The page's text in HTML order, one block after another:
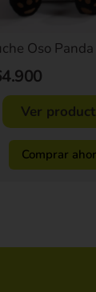
Oso
Ver
Comprar